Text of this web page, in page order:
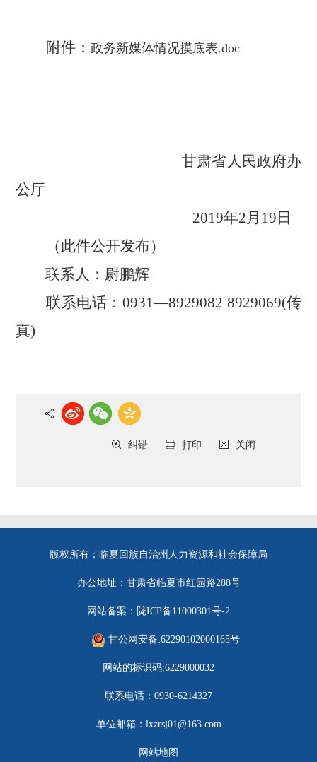
附件： 政务新媒体情况摸底表.doc
甘肃省人民政府办
公厅
2019年2月19日
（此件公开发布）
联系 人：尉鹏辉
联系电话： 0931—8929082 8929069(传
真)
关闭
打印
纠错
版权所有：临夏回族自治州人力资源和社会保障局
办公地址：甘肃省临夏市红园路288号
网站备案：陇ICP备11000301号-2
甘公网安备:62290102000165号
网站的标识码:6229000032
联系电话：0930-6214327
单位邮箱：lxzrsj01@163.com
网站地图